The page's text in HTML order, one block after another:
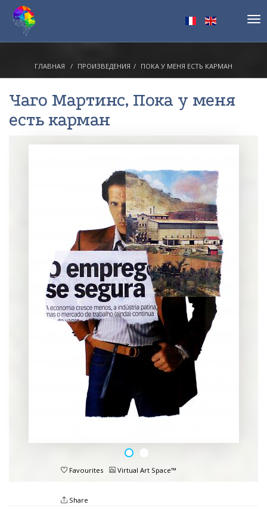
ГЛАВНАЯ ПРОИЗВЕДЕНИЯ ПОКА У МЕНЯ ЕСТЬ КАРМАН
Чаго Мартинс, Пока у меня
есть карман
Favourites Virtual Art Space™
Share